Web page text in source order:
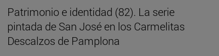
Patrimonio e identidad (82). La serie
pintada de San José en los Carmelitas
Descalzos de Pamplona